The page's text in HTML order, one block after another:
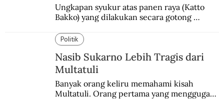
Ungkapan syukur atas panen raya (Katto
Bakko) yang dilakukan secara gotong
Politik
Nasib Sukarno Lebih Tragis dari
Multatuli
Banyak orang keliru memahami kisah
Multatuli. Orang pertama yang menggugat